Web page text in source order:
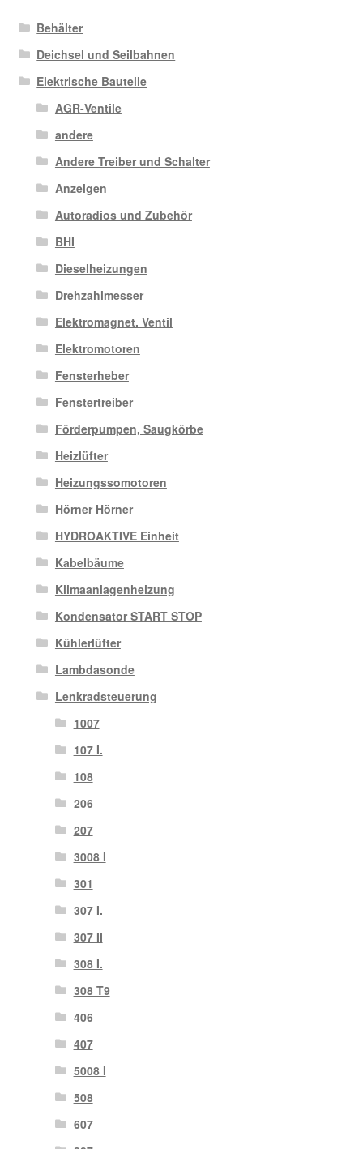
Behälter
Deichsel und Seilbahnen
Elektrische Bauteile
AGR-Ventile
andere
Andere Treiber und Schalter
Anzeigen
Autoradios und Zubehör
BHI
Dieselheizungen
Drehzahlmesser
Elektromagnet. Ventil
Elektromotoren
Fensterheber
Fenstertreiber
Förderpumpen, Saugkörbe
Heizlüfter
Heizungssomotoren
Hörner Hörner
HYDROAKTIVE Einheit
Kabelbäume
Klimaanlagenheizung
Kondensator START STOP
Kühlerlüfter
Lambdasonde
Lenkradsteuerung
1007
107 I.
108
206
207
3008 I
301
307 I.
307 II
308 I.
308 T9
406
407
5008 I
508
607